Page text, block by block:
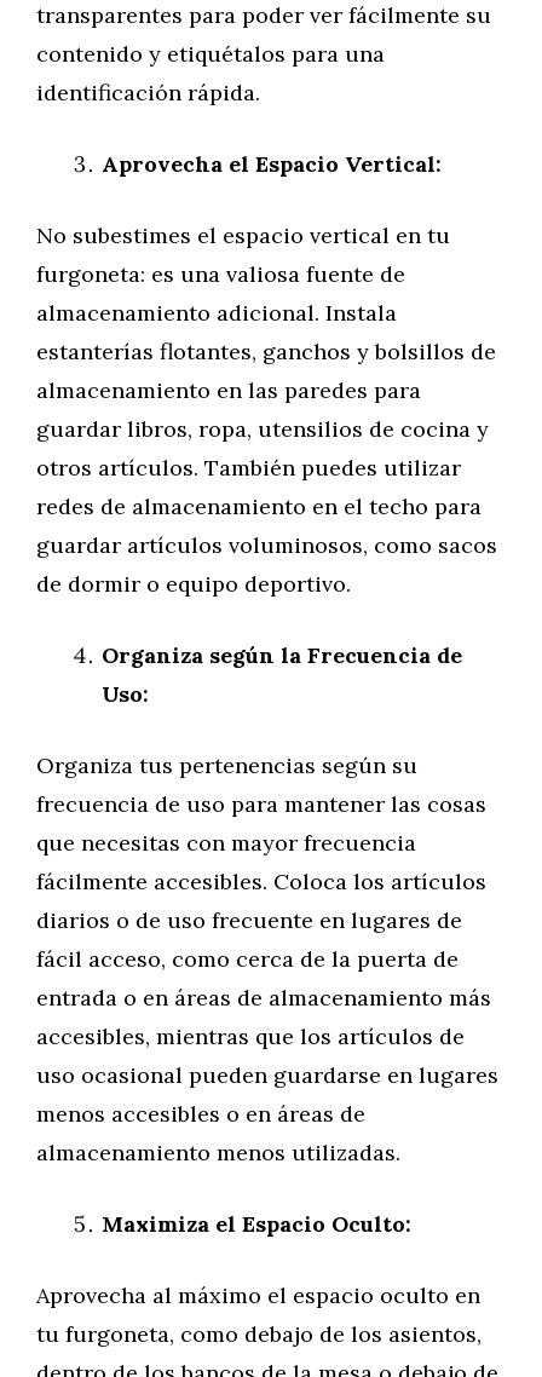
transparentes para poder ver fácilmente su
contenido y etiquétalos para una
identificación rápida.
Aprovecha el Espacio Vertical:
No subestimes el espacio vertical en tu
furgoneta: es una valiosa fuente de
almacenamiento adicional. Instala
estanterías flotantes, ganchos y bolsillos de
almacenamiento en las paredes para
guardar libros, ropa, utensilios de cocina y
otros artículos. También puedes utilizar
redes de almacenamiento en el techo para
guardar artículos voluminosos, como sacos
de dormir o equipo deportivo.
Organiza según la Frecuencia de
Uso:
Organiza tus pertenencias según su
frecuencia de uso para mantener las cosas
que necesitas con mayor frecuencia
fácilmente accesibles. Coloca los artículos
diarios o de uso frecuente en lugares de
fácil acceso, como cerca de la puerta de
entrada o en áreas de almacenamiento más
accesibles, mientras que los artículos de
uso ocasional pueden guardarse en lugares
menos accesibles o en áreas de
almacenamiento menos utilizadas.
Maximiza el Espacio Oculto:
Aprovecha al máximo el espacio oculto en
tu furgoneta, como debajo de los asientos,